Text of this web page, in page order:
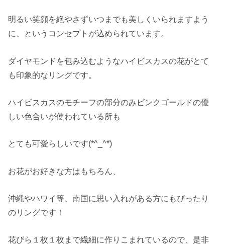
明るい笑顔を絶やさずいつまでも美しくいられますよう
に、というコンセプトが込められています。
ダイヤモンドを包み込むようなハイビスカスの花がとて
も印象的なリングです。
ハイビスカスのモチーフの部分のみピンクゴールドの優
しい色合いが使われている所も
とても可愛らしいです(*^_^*)
お花がお好きな方はもちろん、
沖縄やハワイ等、南国に思い入れがある方にもぴったり
のリングです！
花びら１枚１枚まで繊細に作りこまれているので、是非